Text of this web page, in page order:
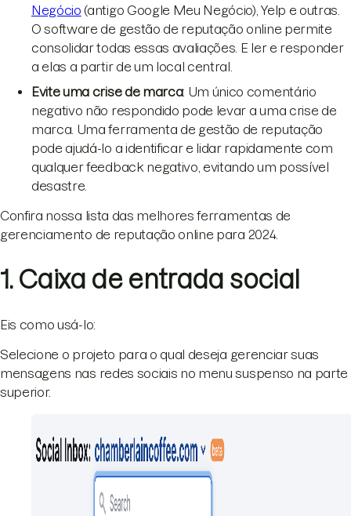
Negócio (antigo Google Meu Negócio), Yelp e outras.
O software de gestão de reputação online permite
consolidar todas essas avaliações. E ler e responder
a elas a partir de um local central.
Evite uma crise de marca: Um único comentário
negativo não respondido pode levar a uma crise de
marca. Uma ferramenta de gestão de reputação
pode ajudá-lo a identificar e lidar rapidamente com
qualquer feedback negativo, evitando um possível
desastre.
Confira nossa lista das melhores ferramentas de
gerenciamento de reputação online para 2024.
1. Caixa de entrada social
Eis como usá-lo:
Selecione o projeto para o qual deseja gerenciar suas
mensagens nas redes sociais no menu suspenso na parte
superior.